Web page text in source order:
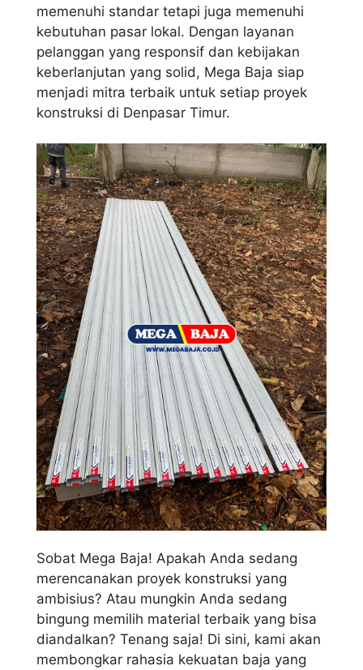
memenuhi standar tetapi juga memenuhi
kebutuhan pasar lokal. Dengan layanan
pelanggan yang responsif dan kebijakan
keberlanjutan yang solid, Mega Baja siap
menjadi mitra terbaik untuk setiap proyek
konstruksi di Denpasar Timur.
Sobat Mega Baja! Apakah Anda sedang
merencanakan proyek konstruksi yang
ambisius? Atau mungkin Anda sedang
bingung memilih material terbaik yang bisa
diandalkan? Tenang saja! Di sini, kami akan
membongkar rahasia kekuatan baja yang